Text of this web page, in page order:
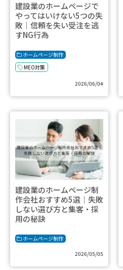
建設業のホームページで
やってはいけない5つの失
敗｜信頼を失い受注を逃
すNG行為
ホームページ制作
MEO対策
2026/06/04
建設業のホームページ制
作会社おすすめ5選｜失敗
しない選び方と集客・採
用の秘訣
ホームページ制作
2026/05/05